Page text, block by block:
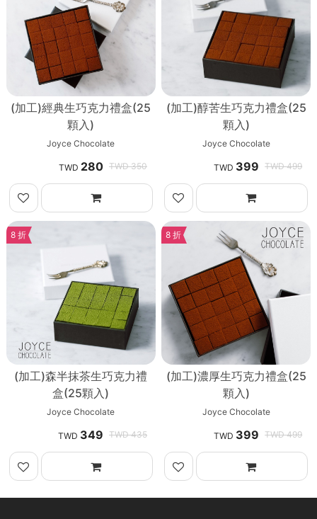
(加工)經典生巧克力禮盒(25
顆入)
Joyce Chocolate
350
280
(加工)醇苦生巧克力禮盒(25
顆入)
Joyce Chocolate
499
399
8 折
(加工)森半抹茶生巧克力禮
盒(25顆入)
Joyce Chocolate
435
349
8 折
(加工)濃厚生巧克力禮盒(25
顆入)
Joyce Chocolate
499
399